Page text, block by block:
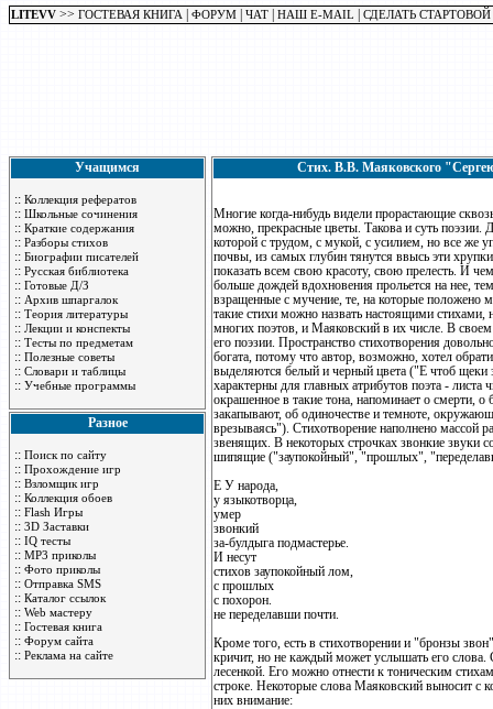
LITEVV >> ГОСТЕВАЯ КНИГА ФОРУМ ЧАТ НАШ E-MAIL СДЕЛАТЬ СТАРТОВОЙ
Учащимся
:: Коллекция рефератов
:: Школьные сочинения
:: Краткие содержания
:: Разборы стихов
:: Биографии писателей
:: Русская библиотека
:: Готовые Д/З
:: Архив шпаргалок
:: Теория литературы
:: Лекции и конспекты
:: Тесты по предметам
:: Полезные советы
:: Словари и таблицы
:: Учебные программы
Разное
:: Поиск по сайту
:: Прохождение игр
:: Взломщик игр
:: Коллекция обоев
:: Flash Игры
:: 3D Заставки
:: IQ тесты
:: MP3 приколы
:: Фото приколы
:: Отправка SMS
:: Каталог ссылок
:: Web мастеру
:: Гостевая книга
:: Форум сайта
:: Реклама на сайте
Стих. В.В. Маяковского
Многие когда-нибудь видели прорастающие
можно, прекрасные цветы. Такова и суть
которой с трудом, с мукой, с усилием, но все же
почвы, из самых глубин тянутся ввысь эти
показать всем свою красоту, свою прелесть. И
больше дождей вдохновения прольется на нее,
взращенные с мучение, те, на которые положено
такие стихи можно назвать настоящими
многих поэтов, и Маяковский в их числе. В
его поэзии. Пространство стихотворения
богата, потому что автор, возможно, хотел
выделяются белый и черный цвета ("Е чтоб щеки
характерны для главных атрибутов поэта -
окрашенное в такие тона, напоминает о смерти,
закапывают, об одиночестве и темноте,
врезываясь"). Стихотворение наполнено массой
звенящих. В некоторых строчках звонкие звуки
шипящие ("заупокойный", "прошлых",
Е У народа,
у языкотворца,
умер
звонкий
за-булдыга подмастерье.
И несут
стихов заупокойный лом,
с прошлых
с похорон.
не переделавши почти.
Кроме того, есть в стихотворении и "бронзы
кричит, но не каждый может услышать его
лесенкой. Его можно отнести к тоническим
строке. Некоторые слова Маяковский выносит с
них внимание: